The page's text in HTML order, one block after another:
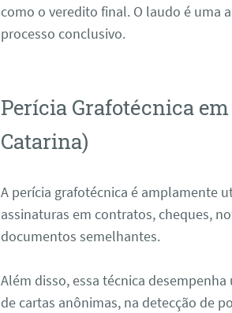
como o veredito final. O laudo é uma
processo conclusivo.
Perícia Grafotécnica
Catarina)
A perícia grafotécnica é amplamente
assinaturas em contratos, cheques,
documentos semelhantes.
Além disso, essa técnica
de cartas anônimas, na detecção de